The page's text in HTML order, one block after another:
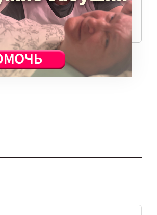
ПОРТАЛУ
и новости в Max. Подпишитесь